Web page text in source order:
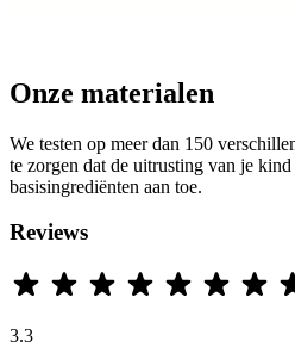
Onze materialen
We testen op meer dan 150
te zorgen dat de uitrusting van je
basisingrediënten aan toe.
Reviews
3.3